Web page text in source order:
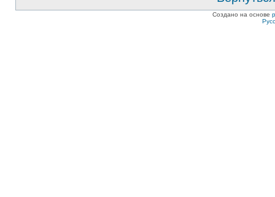
Создано на основе